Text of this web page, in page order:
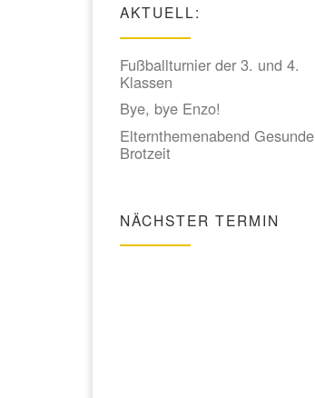
AKTUELL:
Fußballturnier der 3. und 4.
Klassen
Bye, bye Enzo!
Elternthemenabend Gesunde
Brotzeit
NÄCHSTER TERMIN